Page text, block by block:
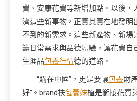
費、安康花費等新增加點。以後，
濟這些新事物，正實其實在地發明
不到的新需求。這些新產物、新場
籌日常需求與品德體驗，讓花費自
生涯品包養行情德的道路。
“購在中國”，更是要讓包養財
好”。brand扶包養妹植是銜接花費